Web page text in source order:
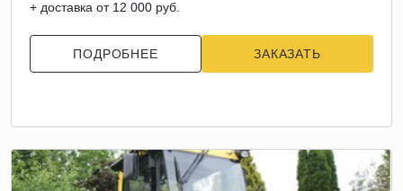
+ доставка от 12 000 руб.
ПОДРОБНЕЕ ЗАКАЗАТЬ